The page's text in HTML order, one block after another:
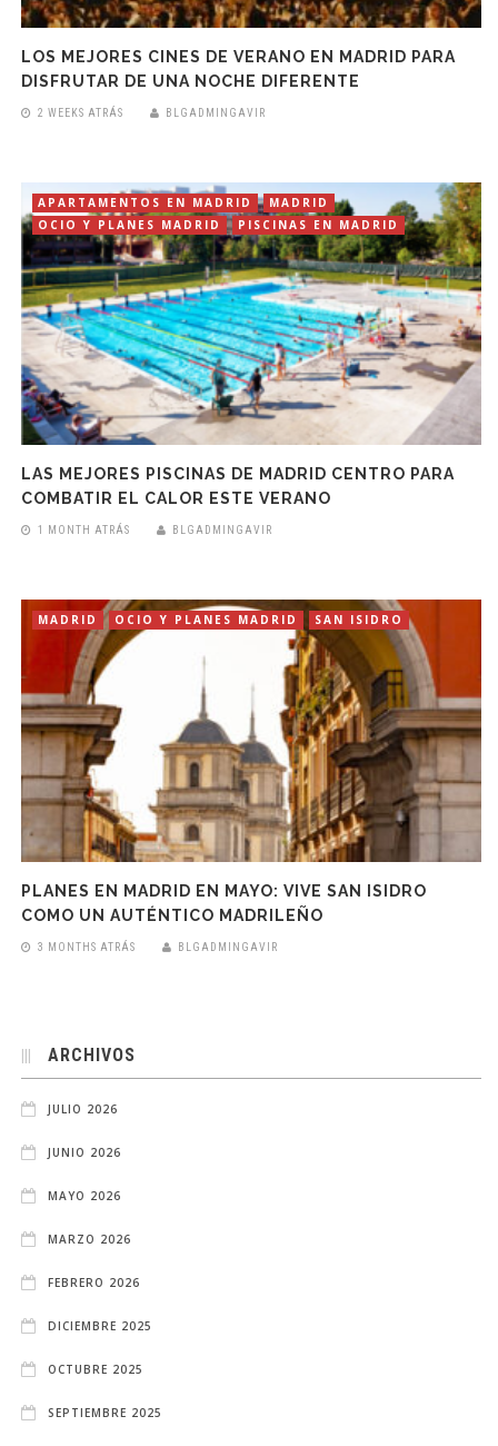
LOS MEJORES CINES DE VERANO EN MADRID PARA
DISFRUTAR DE UNA NOCHE DIFERENTE
2 WEEKS ATRÁS BLGADMINGAVIR
APARTAMENTOS EN MADRID
MADRID
OCIO Y PLANES MADRID
PISCINAS EN MADRID
LAS MEJORES PISCINAS DE MADRID CENTRO PARA
COMBATIR EL CALOR ESTE VERANO
1 MONTH ATRÁS BLGADMINGAVIR
MADRID OCIO Y PLANES MADRID SAN ISIDRO
PLANES EN MADRID EN MAYO: VIVE SAN ISIDRO
COMO UN AUTÉNTICO MADRILEÑO
3 MONTHS ATRÁS BLGADMINGAVIR
ARCHIVOS
JULIO 2026
JUNIO 2026
MAYO 2026
MARZO 2026
FEBRERO 2026
DICIEMBRE 2025
OCTUBRE 2025
SEPTIEMBRE 2025